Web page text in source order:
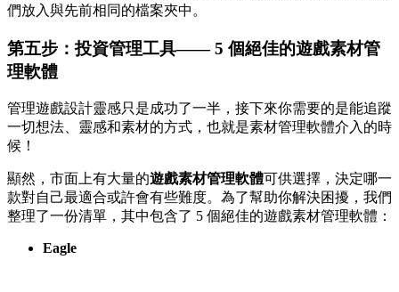
們放入與先前相同的檔案夾中。
第五步：投資管理工具—— 5 個絕佳的遊戲素材管
理軟體
管理遊戲設計靈感只是成功了一半，接下來你需要的是能追蹤
一切想法、靈感和素材的方式，也就是素材管理軟體介入的時
候！
顯然，市面上有大量的遊戲素材管理軟體可供選擇，決定哪一
款對自己最適合或許會有些難度。為了幫助你解決困擾，我們
整理了一份清單，其中包含了 5 個絕佳的遊戲素材管理軟體：
Eagle